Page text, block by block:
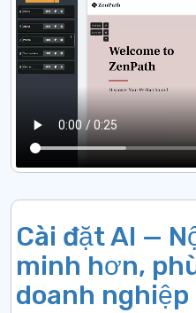
Cài đặt AI —
minh hơn,
doanh nghiệp